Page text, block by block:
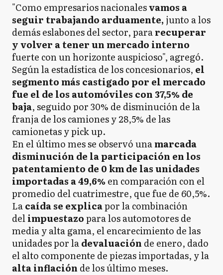
"Como empresarios nacionalesvamos a
seguir trabajando arduamente, junto a los
demás eslabones del sector, pararecuperar
y volver a tener un mercado interno
fuerte con un horizonte auspicioso", agregó.
Según la estadística de los concesionarios, el
segmento más castigado por el mercado
fue el de los automóviles con 37,5% de
baja, seguido por 30% de disminución de la
franja de los camiones y 28,5% de las
camionetas y pick up.
En el último mes se observó unamarcada
disminución de la participación en los
patentamiento de 0 km de las unidades
importadas a 49,6%en comparación con el
promedio del cuatrimestre, que fue de 60,5%.
Lacaída se explicapor la combinación
delimpuestazopara los automotores de
media y alta gama, el encarecimiento de las
unidades por ladevaluación de enero, dado
el alto componente de piezas importadas, y la
alta inflación de los último meses.